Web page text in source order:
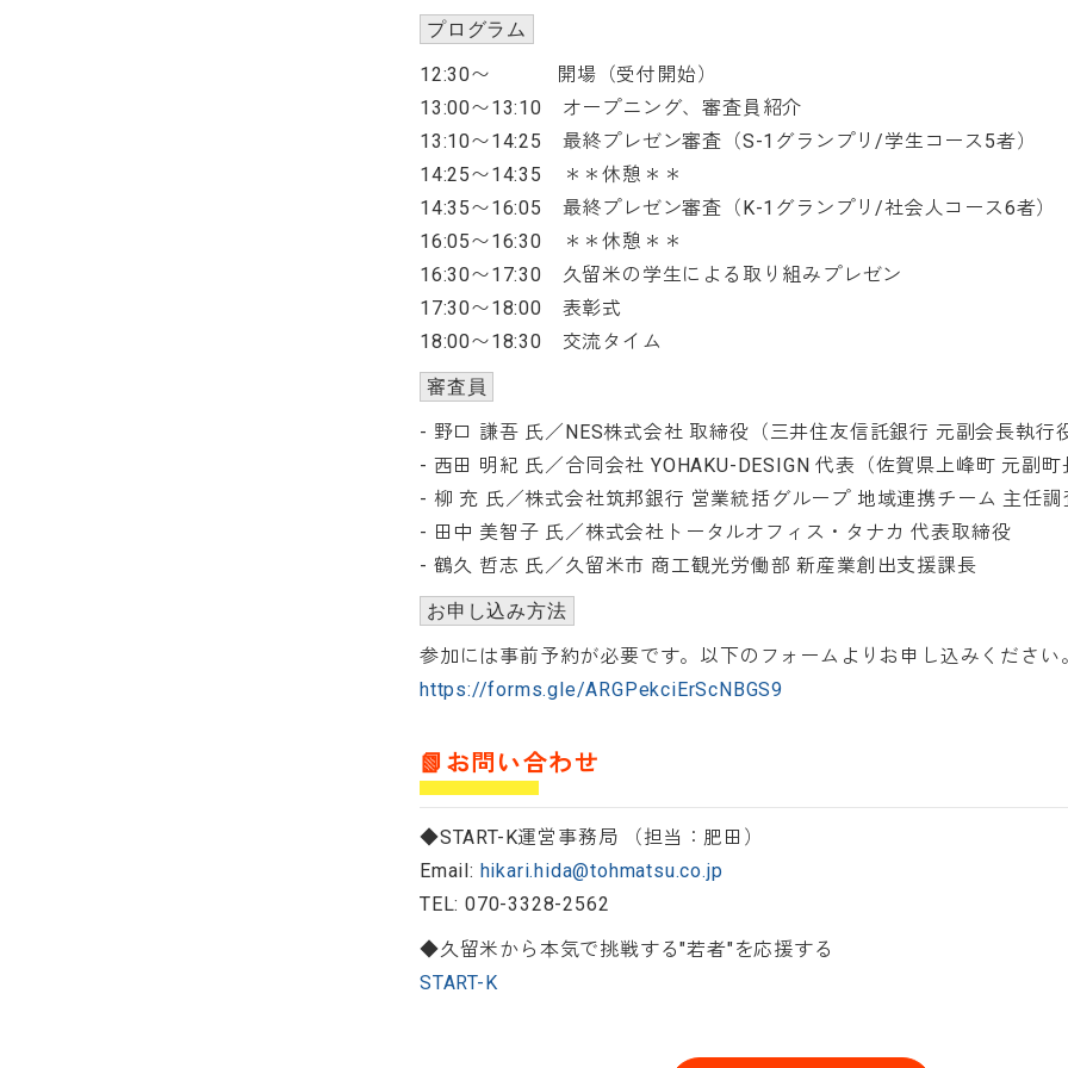
プログラム
12:30〜 開場（受付開始）
13:00〜13:10 オープニング、審査員紹介
13:10〜14:25 最終プレゼン審査（S-1グランプリ/学生コース5者）
14:25〜14:35 ＊＊休憩＊＊
14:35〜16:05 最終プレゼン審査（K-1グランプリ/社会人コース6者）
16:05〜16:30 ＊＊休憩＊＊
16:30〜17:30 久留米の学生による取り組みプレゼン
17:30〜18:00 表彰式
18:00〜18:30 交流タイム
審査員
- 野口 謙吾 氏／NES株式会社 取締役（三井住友信託銀行 元副会長執行
- 西田 明紀 氏／合同会社 YOHAKU-DESIGN 代表（佐賀県上峰町 元副町
- 柳 充 氏／株式会社筑邦銀行 営業統括グループ 地域連携チーム 主任調
- 田中 美智子 氏／株式会社トータルオフィス・タナカ 代表取締役
- 鶴久 哲志 氏／久留米市 商工観光労働部 新産業創出支援課長
お申し込み方法
参加には事前予約が必要です。以下のフォームよりお申し込みください。
https://forms.gle/ARGPekciErScNBGS9
📗お問い合わせ
◆START-K運営事務局 （担当：肥田）
Email: hikari.hida@tohmatsu.co.jp
TEL: 070-3328-2562
◆久留米から本気で挑戦する"若者"を応援する
START-K